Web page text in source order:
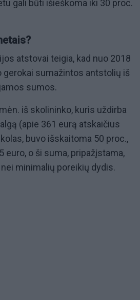
gali būti išieškoma iki 30 proc.
atstovai teigia, kad nuo 2018
gerokai sumažintos antstolių iš
sumos.
iš skolininko, kuris uždirba
(apie 361 eurą atskaičius
buvo išskaitoma 50 proc.,
euro, o ši suma, pripažįstama,
minimalių poreikių dydis.